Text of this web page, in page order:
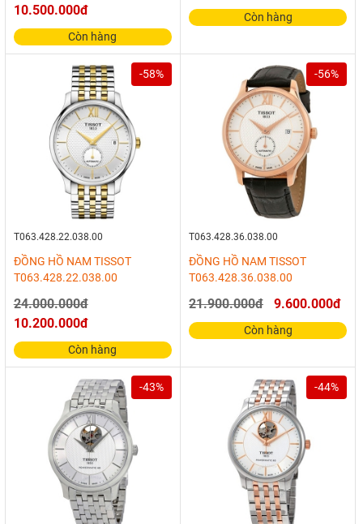
10.500.000đ
Còn hàng
Còn hàng
-58%
T063.428.22.038.00
ĐỒNG HỒ NAM TISSOT
T063.428.22.038.00
24.000.000đ
10.200.000đ
Còn hàng
-56%
T063.428.36.038.00
ĐỒNG HỒ NAM TISSOT
T063.428.36.038.00
21.900.000đ 9.600.000đ
Còn hàng
-43% -44%